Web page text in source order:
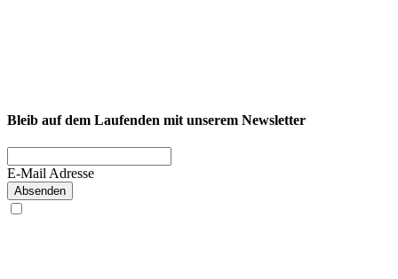
Bleib auf dem Laufenden mit unserem Newsletter
E-Mail Adresse
Absenden